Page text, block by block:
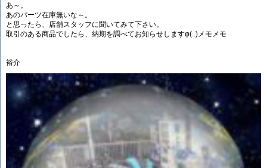
あ～。
あのパーツ在庫無いな～。
と思ったら、店舗スタッフに聞いてみて下さい。
取引のある商品でしたら、納期を調べてお知らせしますφ(..)メモメモ
裕介